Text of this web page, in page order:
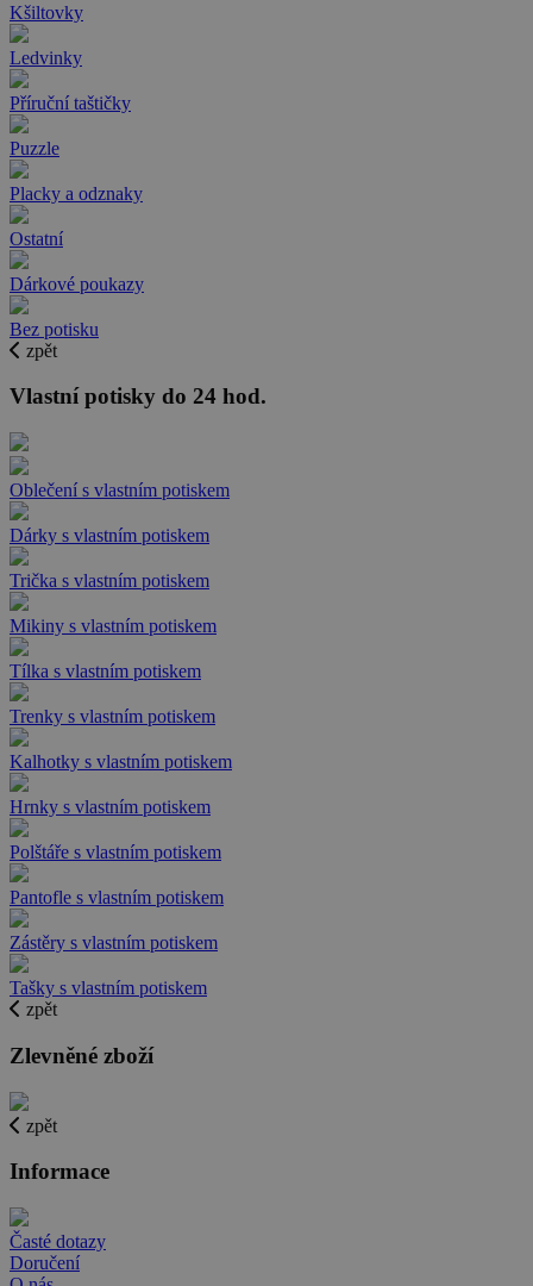
Kšiltovky
Ledvinky
Příruční taštičky
Puzzle
Placky a odznaky
Ostatní
Dárkové poukazy
Bez potisku
zpět
Vlastní potisky do 24 hod.
Oblečení s vlastním potiskem
Dárky s vlastním potiskem
Trička s vlastním potiskem
Mikiny s vlastním potiskem
Tílka s vlastním potiskem
Trenky s vlastním potiskem
Kalhotky s vlastním potiskem
Hrnky s vlastním potiskem
Polštáře s vlastním potiskem
Pantofle s vlastním potiskem
Zástěry s vlastním potiskem
Tašky s vlastním potiskem
zpět
Zlevněné zboží
zpět
Informace
Časté dotazy
Doručení